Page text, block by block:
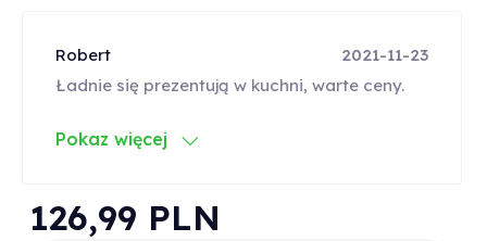
Robert
2021-11-23
Ładnie się prezentują w kuchni, warte ceny.
Pokaz więcej
126,99 PLN